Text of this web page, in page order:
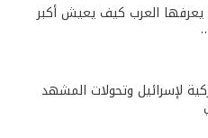
يعرفها العرب كيف يعيش أكبر
لإسرائيل وتحولات المشهد